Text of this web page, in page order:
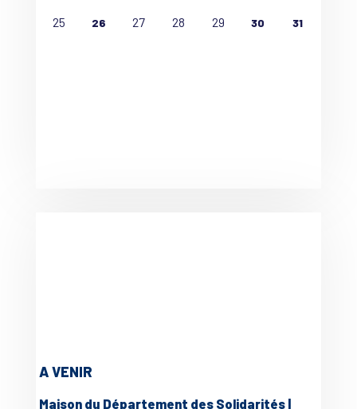
25 26 27 28 29 30 31
A VENIR
Maison du Département des Solidarités |